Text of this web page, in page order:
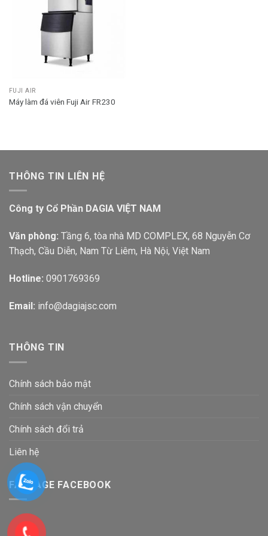
FUJI AIR
Máy làm đá viên Fuji Air FR230
THÔNG TIN LIÊN HỆ
Công ty Cổ Phần DAGIA VIỆT NAM
Văn phòng: Tầng 6, tòa nhà MD COMPLEX, 68 Nguyễn Cơ
Thạch, Cầu Diễn, Nam Từ Liêm, Hà Nội, Việt Nam
Hotline: 0901769369
Email: info@dagiajsc.com
THÔNG TIN
Chính sách bảo mật
Chính sách vận chuyển
Chính sách đổi trả
Liên hệ
FANPAGE FACEBOOK